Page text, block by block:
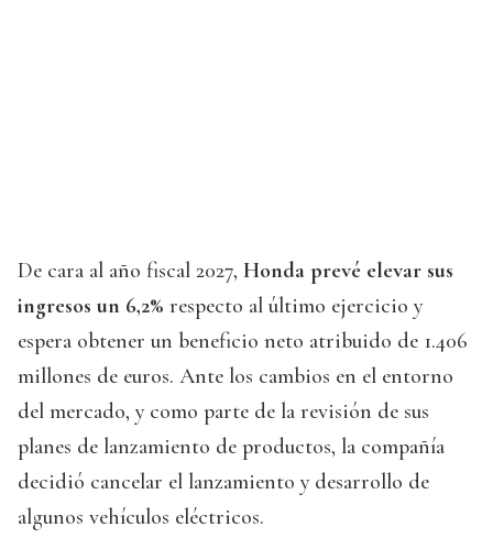
De cara al año fiscal 2027, Honda prevé elevar sus
ingresos un 6,2% respecto al último ejercicio y
espera obtener un beneficio neto atribuido de 1.406
millones de euros. Ante los cambios en el entorno
del mercado, y como parte de la revisión de sus
planes de lanzamiento de productos, la compañía
decidió cancelar el lanzamiento y desarrollo de
algunos vehículos eléctricos.